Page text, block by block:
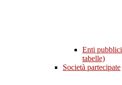
Enti
tabelle)
Società partecipate